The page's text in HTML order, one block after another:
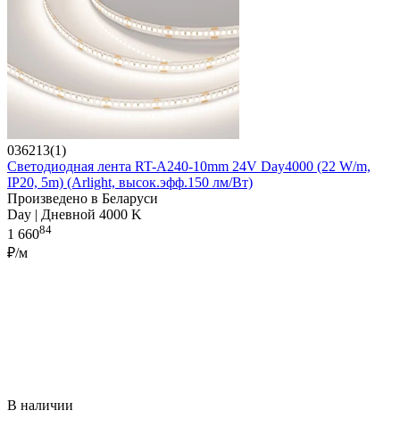
036213(1)
Светодиодная лента RT-A240-10mm 24V Day4000 (22 W/m,
IP20, 5m) (Arlight, высок.эфф.150 лм/Вт)
Произведено в Беларуси
Day | Дневной 4000 K
1 66084
₽/м
В наличии